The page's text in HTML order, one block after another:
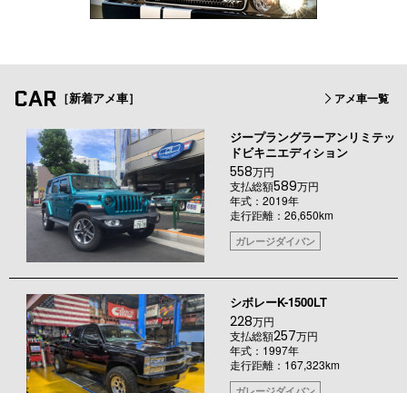
CAR ［新着アメ車］ アメ車一覧
ジープラングラーアンリミテッ
ドビキニエディション
558万円
支払総額589万円
年式：2019年
走行距離：26,650km
ガレージダイバン
シボレーK-1500LT
228万円
支払総額257万円
年式：1997年
走行距離：167,323km